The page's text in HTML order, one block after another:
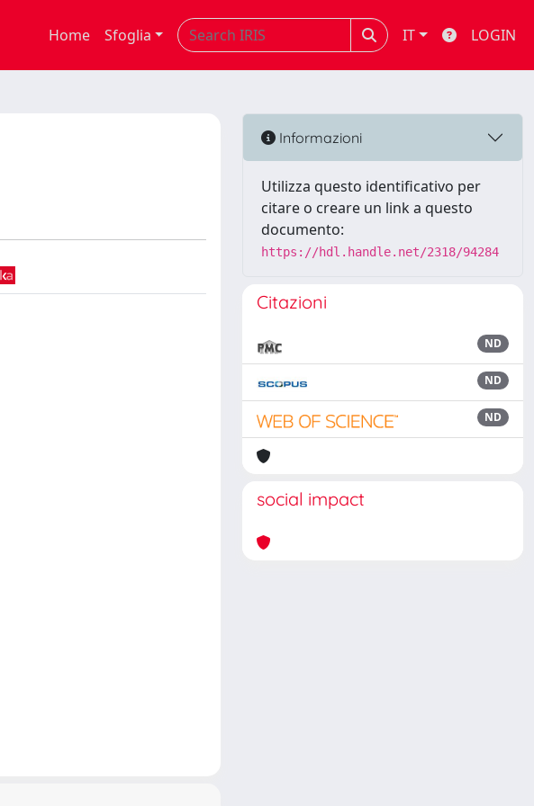
Home Sfoglia IT LOGIN
Informazioni
Utilizza questo identificativo per
citare o creare un link a questo
documento:
https://hdl.handle.net/2318/94284
Citazioni
ND
ND
ND
social impact